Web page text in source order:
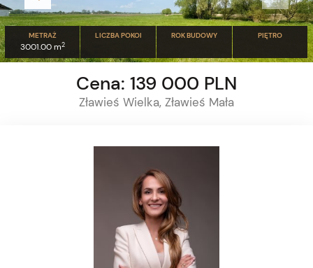
METRAŻ
3001.00 m2
LICZBA POKOI ROK BUDOWY PIĘTRO
Cena: 139 000 PLN
Zławieś Wielka, Zławieś Mała